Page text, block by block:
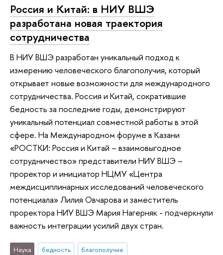
Россия и Китай: в НИУ ВШЭ
разработана новая траектория
сотрудничества
В НИУ ВШЭ разработан уникальный подход к
измерению человеческого благополучия, который
открывает новые возможности для международного
сотрудничества. Россия и Китай, сократившие
бедность за последние годы, демонстрируют
уникальный потенциал совместной работы в этой
сфере. На Международном форуме в Казани
«РОСТКИ: Россия и Китай – взаимовыгодное
сотрудничество» представители НИУ ВШЭ –
проректор и инициатор НЦМУ «Центра
междисциплинарных исследований человеческого
потенциала» Лилия Овчарова и заместитель
проректора НИУ ВШЭ Мария Нагерняк - подчеркнули
важность интеграции усилий двух стран.
Наука бедность
благополучие